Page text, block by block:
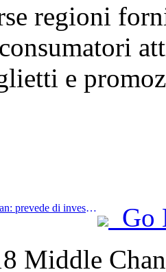
regioni
e
Prev:Turismo a Huangshan: prevede di investire 530 milioni di yuan nella ristrutturazione degli hotel
Go
Middle